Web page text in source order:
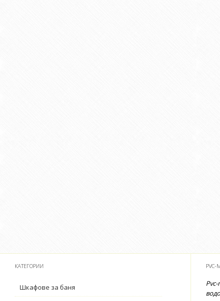
КАТЕГОРИИ
Шкафове за баня
PVC-